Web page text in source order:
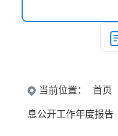
当前位置： 首页
息公开工作年度报告